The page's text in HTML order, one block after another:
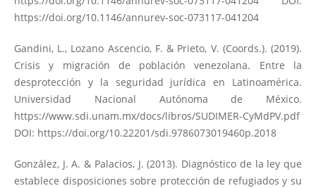
https://doi.org/10.1146/annurev-soc-073117-041204
Gandini, L., Lozano Ascencio, F. & Prieto, V. (Coords.). (2019).
Crisis y migración de población venezolana. Entre la
desprotección y la seguridad jurídica en Latinoamérica.
Universidad Nacional Autónoma de México.
https://www.sdi.unam.mx/docs/libros/SUDIMER-CyMdPV.pdf
DOI: https://doi.org/10.22201/sdi.9786073019460p.2018
González, J. A. & Palacios, J. (2013). Diagnóstico de la ley que
establece disposiciones sobre protección de refugiados y su